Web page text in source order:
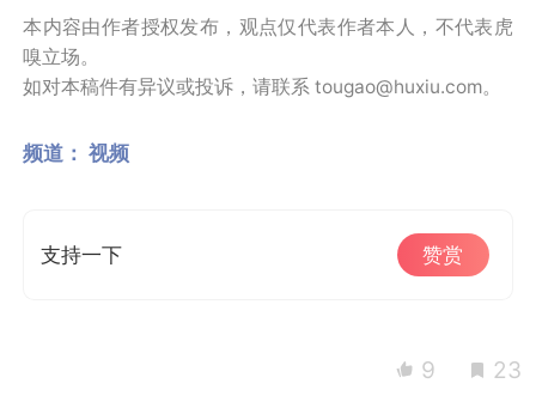
本内容由作者授权发布，观点仅代表作者本人，不代表虎
嗅立场。
如对本稿件有异议或投诉，请联系 tougao@huxiu.com。
频道： 视频
支持一下 赞赏
9 23